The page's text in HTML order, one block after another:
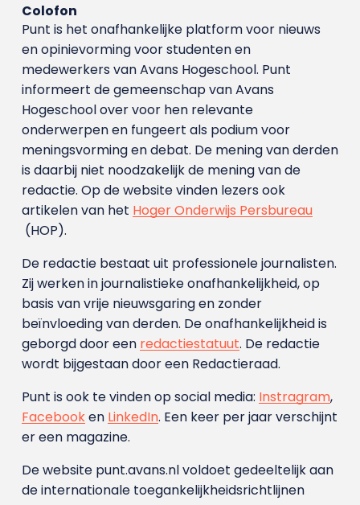
Colofon
Punt is het onafhankelijke platform voor nieuws
en opinievorming voor studenten en
medewerkers van Avans Hoge­school. Punt
informeert de gemeenschap van Avans
Hogeschool over voor hen relevante
onderwerpen en fungeert als podium voor
meningsvorming en debat. De mening van derden
is daarbij niet noodzakelijk de mening van de
redactie. Op de website vinden lezers ook
artikelen van het Hoger Onderwijs Persbureau
(HOP).
De redactie bestaat uit professionele journalisten.
Zij werken in journalistieke onafhankelijkheid, op
basis van vrije nieuwsgaring en zonder
beïnvloeding van derden. De onafhankelijkheid is
geborgd door een redactiestatuut. De redactie
wordt bijgestaan door een Redactieraad.
Punt is ook te vinden op social media: Instragram,
Facebooken LinkedIn. Een keer per jaar verschijnt
er een magazine.
De website punt.avans.nl voldoet gedeeltelijk aan
de internationale toegankelijkheidsrichtlijnen